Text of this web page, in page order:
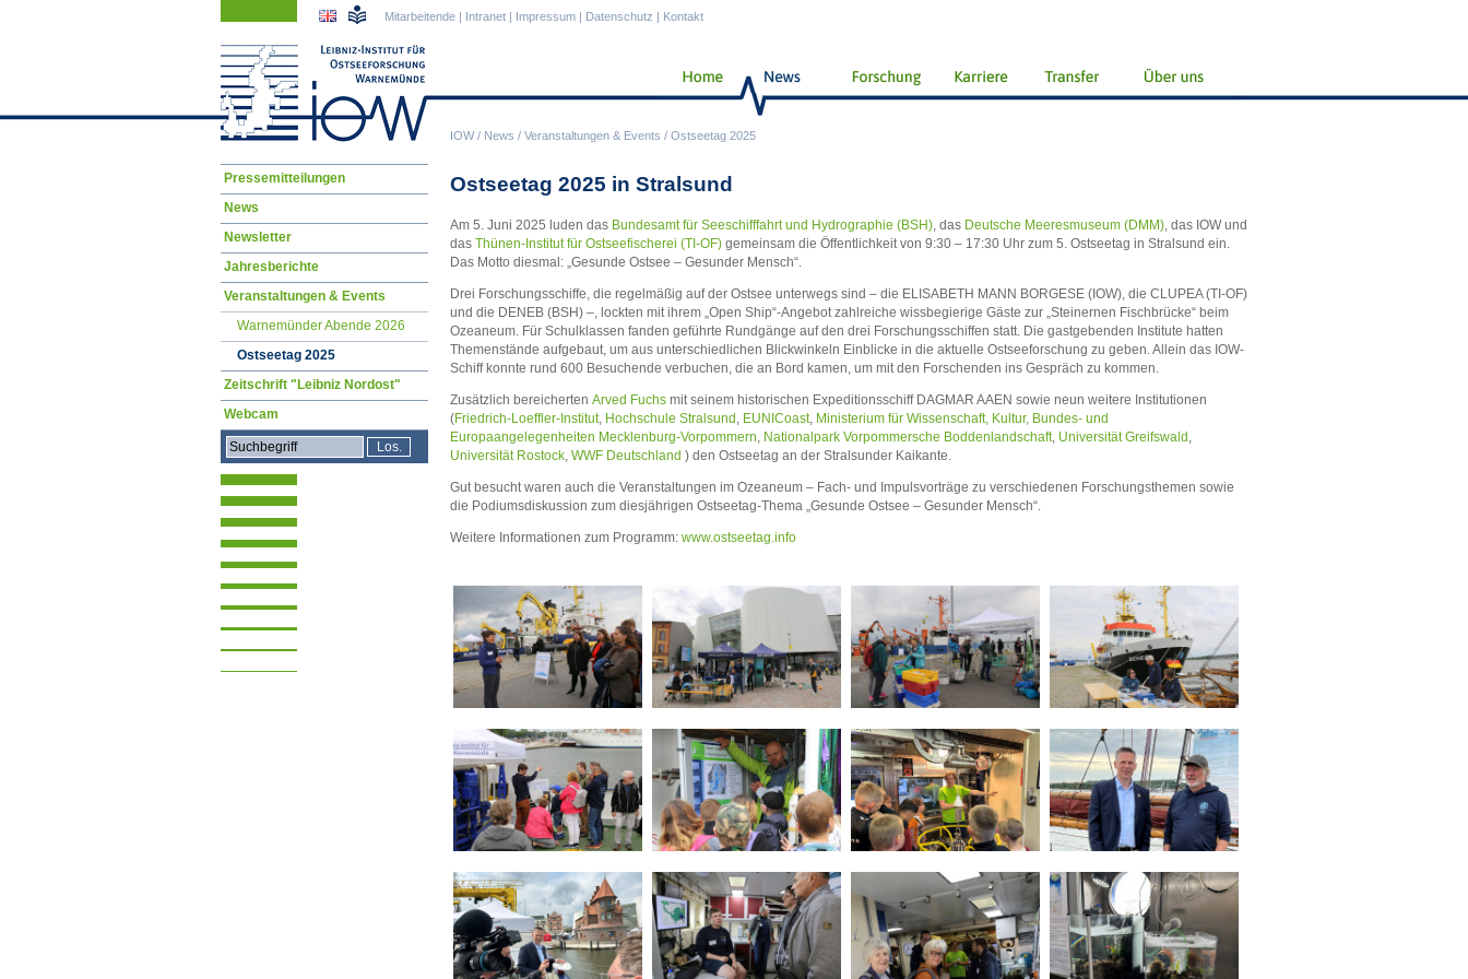
IOW/ News / Veranstaltungen & Events / Ostseetag 2025
Mitarbeitende | Intranet | Impressum | Datenschutz | Kontakt
Ostseetag 2025 in Stralsund
Am 5. Juni 2025 luden das Bundesamt für Seeschifffahrt und Hydrographie (BSH), das Deutsche Meeresmuseum (DMM), das IOW und
das Thünen-Institut für Ostseefischerei (TI-OF) gemeinsam die Öffentlichkeit von 9:30 – 17:30 Uhr zum 5. Ostseetag in Stralsund ein.
Das Motto diesmal: „Gesunde Ostsee – Gesunder Mensch“.
Drei Forschungsschiffe, die regelmäßig auf der Ostsee unterwegs sind – die ELISABETH MANN BORGESE (IOW), die CLUPEA (TI-OF)
und die DENEB (BSH) –, lockten mit ihrem „Open Ship“-Angebot zahlreiche wissbegierige Gäste zur „Steinernen Fischbrücke“ beim
Ozeaneum. Für Schulklassen fanden geführte Rundgänge auf den drei Forschungsschiffen statt. Die gastgebenden Institute hatten
Themenstände aufgebaut, um aus unterschiedlichen Blickwinkeln Einblicke in die aktuelle Ostseeforschung zu geben. Allein das IOW-
Schiff konnte rund 600 Besuchende verbuchen, die an Bord kamen, um mit den Forschenden ins Gespräch zu kommen.
Zusätzlich bereicherten Arved Fuchs mit seinem historischen Expeditionsschiff DAGMAR AAEN sowie neun weitere Institutionen
(Friedrich-Loeffler-Institut, Hochschule Stralsund , EUNICoast, Ministerium für Wissenschaft, Kultur, Bundes- und
Europaangelegenheiten Mecklenburg-Vorpommern, Nationalpark Vorpommersche Boddenlandschaft, Universität Greifswald ,
Universität Rostock, WWF Deutschland ) den Ostseetag an der Stralsunder Kaikante.
Gut besucht waren auch die Veranstaltungen im Ozeaneum – Fach- und Impulsvorträge zu verschiedenen Forschungsthemen sowie
die Podiumsdiskussion zum diesjährigen Ostseetag-Thema „Gesunde Ostsee – Gesunder Mensch“.
Weitere Informationen zum Programm: www.ostseetag.info
Navigation
Pressemitteilungen
News
Newsletter
Jahresberichte
Veranstaltungen & Events
Warnemünder Abende 2026
Ostseetag 2025
Zeitschrift "Leibniz Nordost"
Webcam